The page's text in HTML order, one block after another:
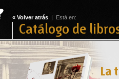
« Volver atrás | Está en:
Catálogo de
La